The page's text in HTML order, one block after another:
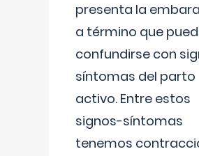
presenta la
a término que
confundirse con
síntomas del parto
activo. Entre estos
signos-síntomas
tenemos